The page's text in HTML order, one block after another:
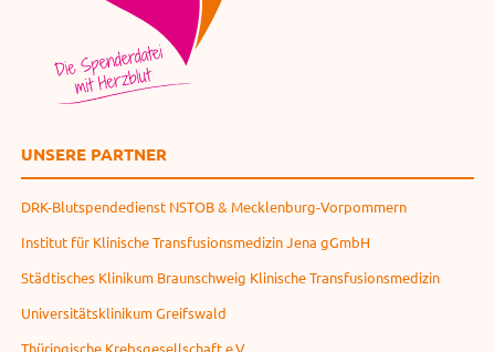
UNSERE PARTNER
DRK-Blutspendedienst NSTOB & Mecklenburg-Vorpommern
Institut für Klinische Transfusionsmedizin Jena gGmbH
Städtisches Klinikum Braunschweig Klinische Transfusionsmedizin
Universitätsklinikum Greifswald